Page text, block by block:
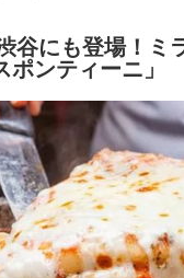
谷にも登場！ミ
ポンティーニ」